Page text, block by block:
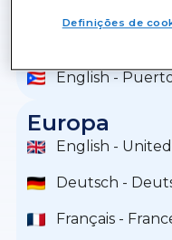
Español -
English -
Europa
English -
Deutsch -
Français -
Definições de